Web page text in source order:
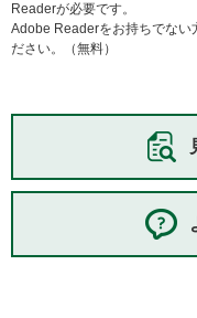
Readerが必要です。
Adobe Readerをお持ちでない
ださい。（無料）